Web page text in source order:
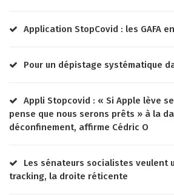
Application StopCovid : les GAFA
Pour un dépistage systématique
Appli Stopcovid : « Si Apple lève
pense que nous serons prêts » à la
déconfinement, affirme Cédric O
Les sénateurs socialistes veulent
tracking, la droite réticente